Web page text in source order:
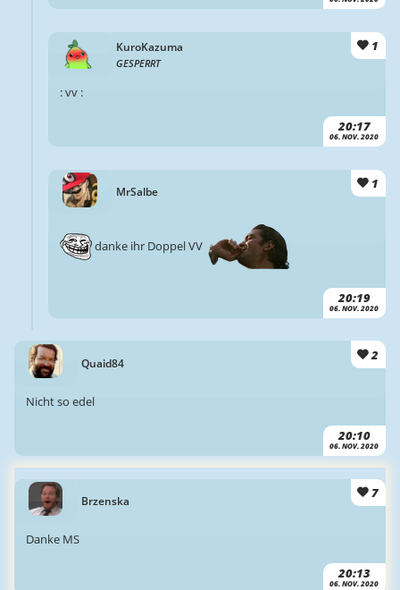
KuroKazuma
GESPERRT
1
20:17
06. NOV. 2020
: vv :
MrSalbe
1
20:19
06. NOV. 2020
danke ihr Doppel VV
Quaid84
2
20:10
06. NOV. 2020
Nicht so edel
Brzenska
7
20:13
06. NOV. 2020
Danke MS